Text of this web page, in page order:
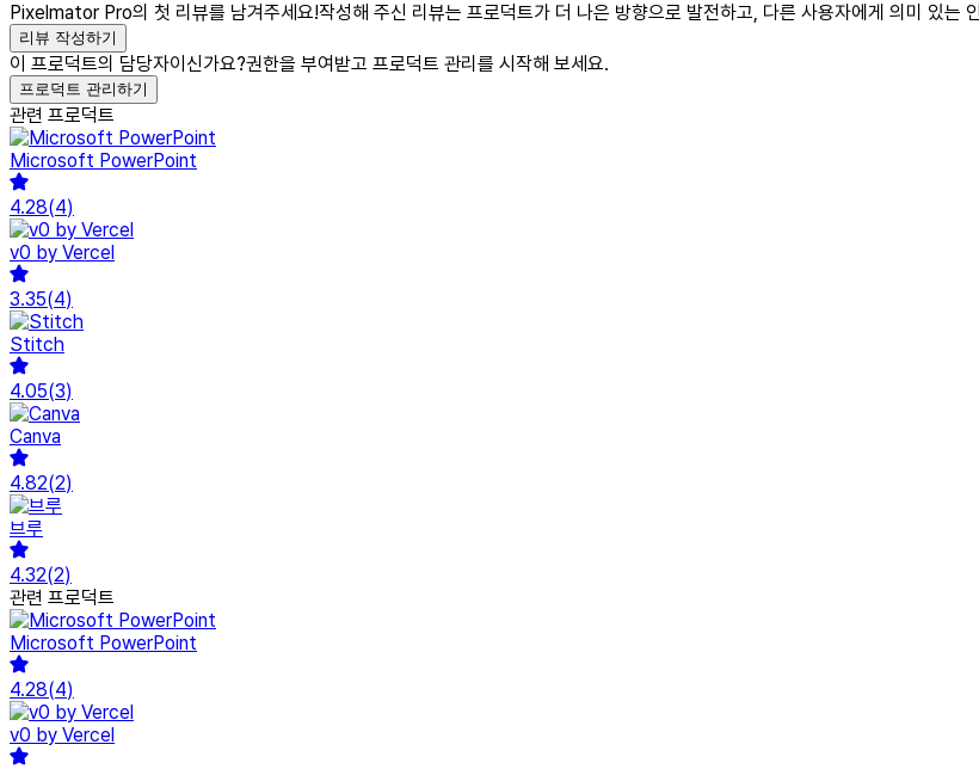
Pixelmator Pro의 첫 리뷰를 남겨주세요!작성해 주신 리뷰는 프로덕트가 더 나은 방향으로 발전하고, 다른 사용자에게 의미 있는
리뷰 작성하기
이 프로덕트의 담당자이신가요?권한을 부여받고 프로덕트 관리를 시작해 보세요.
프로덕트 관리하기
관련 프로덕트
Microsoft PowerPoint
4.28(4)
v0 by Vercel
3.35(4)
Stitch
4.05(3)
Canva
4.82(2)
브루
4.32(2)
관련 프로덕트
Microsoft PowerPoint
4.28(4)
v0 by Vercel